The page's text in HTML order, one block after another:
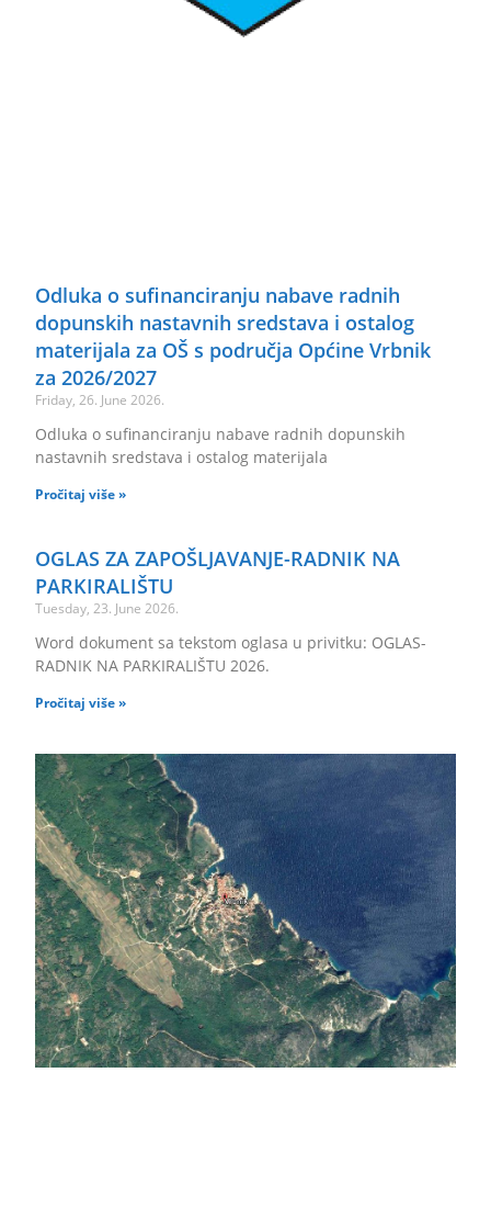
Odluka o sufinanciranju nabave radnih
dopunskih nastavnih sredstava i ostalog
materijala za OŠ s područja Općine Vrbnik
za 2026/2027
Friday, 26. June 2026.
Odluka o sufinanciranju nabave radnih dopunskih
nastavnih sredstava i ostalog materijala
Pročitaj više »
OGLAS ZA ZAPOŠLJAVANJE-RADNIK NA
PARKIRALIŠTU
Tuesday, 23. June 2026.
Word dokument sa tekstom oglasa u privitku: OGLAS-
RADNIK NA PARKIRALIŠTU 2026.
Pročitaj više »